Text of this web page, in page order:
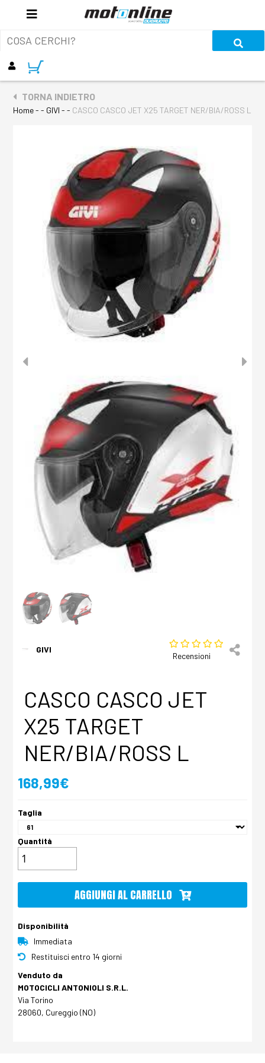
TORNA INDIETRO
Home- - GIVI - - CASCO CASCO JET X25 TARGET NER/BIA/ROSS L
GIVI
Recensioni
CASCO CASCO JET
X25 TARGET
NER/BIA/ROSS L
168,99€
Taglia
Quantità
AGGIUNGI AL CARRELLO
Disponibilità
Immediata
Restituisci entro 14 giorni
Venduto da
MOTOCICLI ANTONIOLI S.R.L.
Via Torino
28060, Cureggio (NO)